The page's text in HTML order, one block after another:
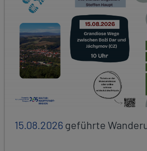
15.08.2026geführte